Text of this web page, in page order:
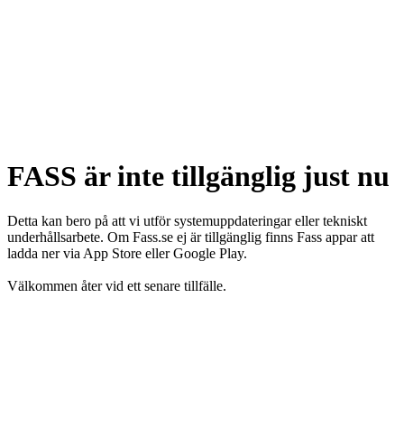
FASS är inte tillgänglig just nu
Detta kan bero på att vi utför systemuppdateringar eller tekniskt
underhållsarbete. Om Fass.se ej är tillgänglig finns Fass appar att
ladda ner via App Store eller Google Play.
Välkommen åter vid ett senare tillfälle.